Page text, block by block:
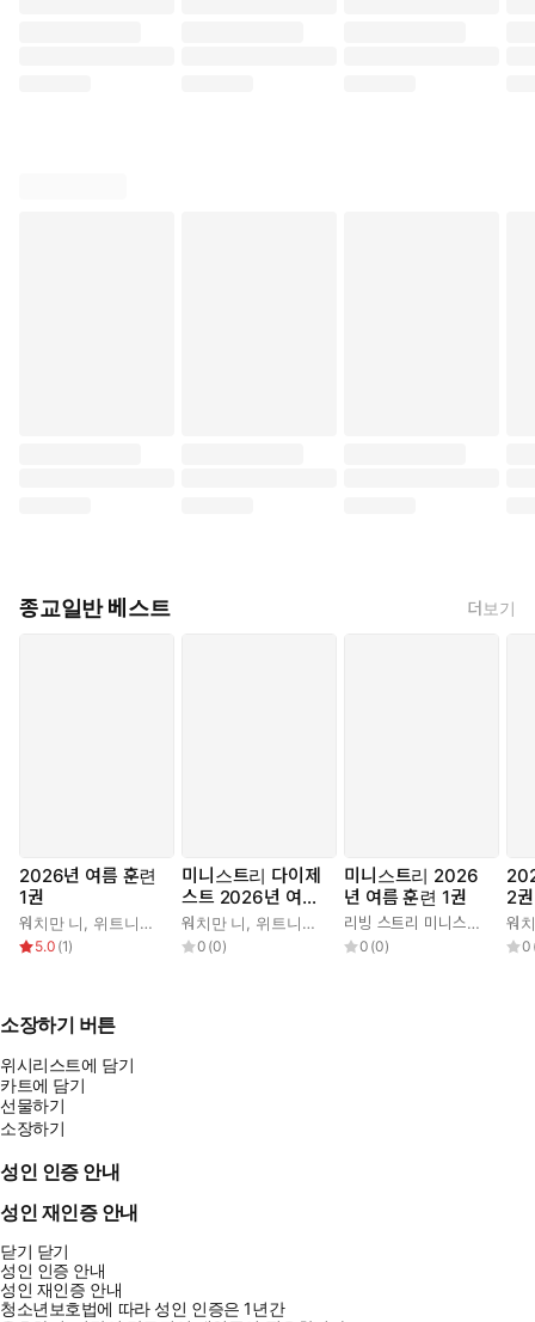
종교일반 베스트 더보기
2026년 여름 훈련
1권
워치만 니 위트니스 리
5.0 (1)
미니스트리 다이제
스트 2026년 여름
훈련 1권
워치만 니 위트니스 리
0 (0)
미니스트리 2026
년 여름 훈련 1권
리빙 스트리 미니스트리 편집부
0 (0)
2권
워
0
소장하기 버튼
위시리스트에 담기
카트에 담기
선물하기
소장하기
성인 인증 안내
성인 재인증 안내
닫기 닫기
성인 인증 안내
성인 재인증 안내
청소년보호법에 따라 성인 인증은 1년간